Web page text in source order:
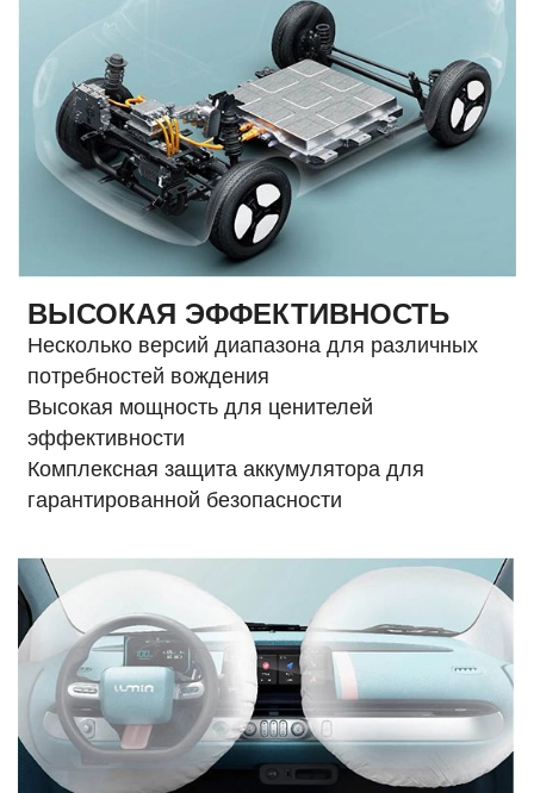
ВЫСОКАЯ ЭФФЕКТИВНОСТЬ
Несколько версий диапазона для различных
потребностей вождения
Высокая мощность для ценителей
эффективности
Комплексная защита аккумулятора для
гарантированной безопасности